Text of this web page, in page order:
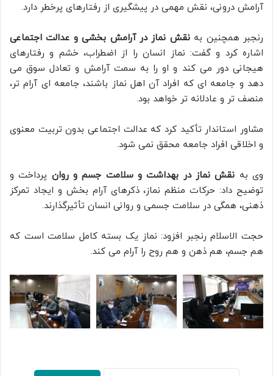
آرامش درونی، نقش مهمی در پیشگیری از رفتارهای پرخطر دارد.
رنجبر همچنین بهنقش نماز در آرامش بخشی و عدالت اجتماعی
اشاره کرد و گفت: نماز انسان را از اضطراب، خشم و رفتارهای
هیجانی دور می کند و او را به سمت آرامش و تعادل سوق می
دهد و جامعه ای که افراد آن اهل نماز باشند، جامعه ای آرام تر،
منصف تر و عادلانه تر خواهد بود.
مشاور استاندار تأکید کرد که عدالت اجتماعی بدون تربیت معنوی
و اخلاقی افراد جامعه محقق نمی شود.
وی به نقش نماز در بهداشت و سلامت جسم و روان پرداخت و
توضیح داد: حرکات منظم نماز، ذکرهای آرام بخش و ایجاد تمرکز
ذهنی، همگی در سلامت جسمی و روانی انسان تأثیرگذارند.
حجت الاسلام رنجبر افزود: نماز یک بسته کامل سلامت است که
هم جسم، هم ذهن و هم روح را آرام می کند.